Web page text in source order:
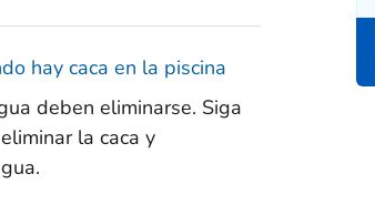
hay caca en la piscina
deben eliminarse. Siga
la caca y